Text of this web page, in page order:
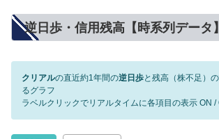
逆日歩・信用残高【時系列データ】
クリアルの直近約1年間の逆日歩と残高（株不足）
るグラフ
ラベルクリックでリアルタイムに各項目の表示 ON /